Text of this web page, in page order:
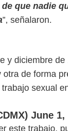
que nadie
”, señalaron.
y diciembre de
de forma
sexual
June 1,
este trabajo,